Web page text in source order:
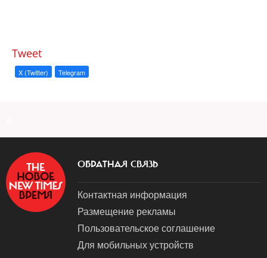
Tweet
X (Twitter) Telegram
ОБРАТНАЯ СВЯЗЬ
Контактная информация
Размещение рекламы
Пользовательское соглашение
Для мобильных устройств